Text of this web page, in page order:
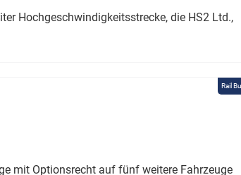
Hochgeschwindigkeitsstrecke, die HS2 Ltd.,
Rail
mit Optionsrecht auf fünf weitere Fahrzeuge